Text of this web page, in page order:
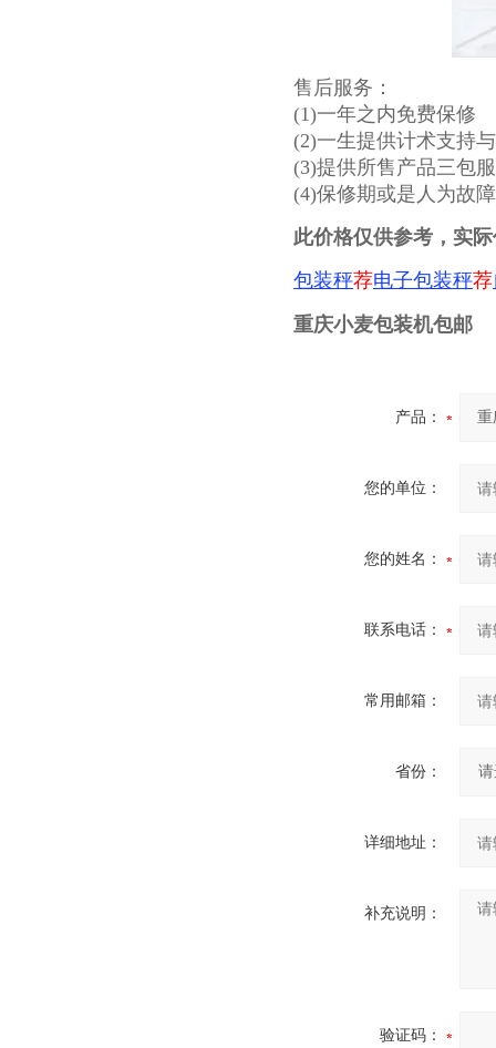
售后服务：
(1)一年之内免费保修
(2)一生提供计术支持
(3)提供所售产品三包
(4)保修期或是人为故
此价格仅供参考，实
包装秤荐电子包装秤荐
重庆小麦包装机包邮
产品：
您的单位：
您的姓名：
联系电话：
常用邮箱：
省份：
详细地址：
补充说明：
验证码：